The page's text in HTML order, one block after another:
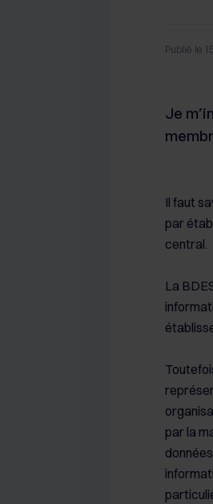
Publié le
Je
Il faut
par
central.
La
par la